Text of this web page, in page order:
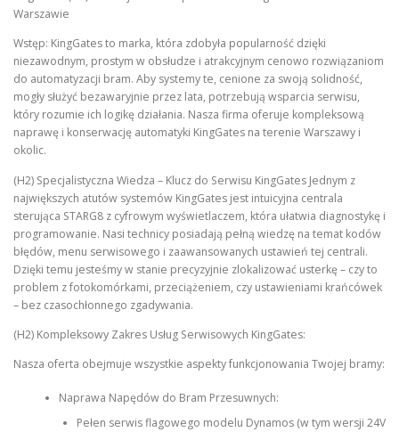
Warszawie
Wstęp: KingGates to marka, która zdobyła popularność dzięki
niezawodnym, prostym w obsłudze i atrakcyjnym cenowo rozwiązaniom
do automatyzacji bram. Aby systemy te, cenione za swoją solidność,
mogły służyć bezawaryjnie przez lata, potrzebują wsparcia serwisu,
który rozumie ich logikę działania. Nasza firma oferuje kompleksową
naprawę i konserwację automatyki KingGates na terenie Warszawy i
okolic.
(H2) Specjalistyczna Wiedza – Klucz do Serwisu KingGates Jednym z
największych atutów systemów KingGates jest intuicyjna centrala
sterująca STARG8 z cyfrowym wyświetlaczem, która ułatwia diagnostykę i
programowanie. Nasi technicy posiadają pełną wiedzę na temat kodów
błędów, menu serwisowego i zaawansowanych ustawień tej centrali.
Dzięki temu jesteśmy w stanie precyzyjnie zlokalizować usterkę – czy to
problem z fotokomórkami, przeciążeniem, czy ustawieniami krańcówek
– bez czasochłonnego zgadywania.
(H2) Kompleksowy Zakres Usług Serwisowych KingGates:
Nasza oferta obejmuje wszystkie aspekty funkcjonowania Twojej bramy:
Naprawa Napędów do Bram Przesuwnych:
Pełen serwis flagowego modelu Dynamos (w tym wersji 24V